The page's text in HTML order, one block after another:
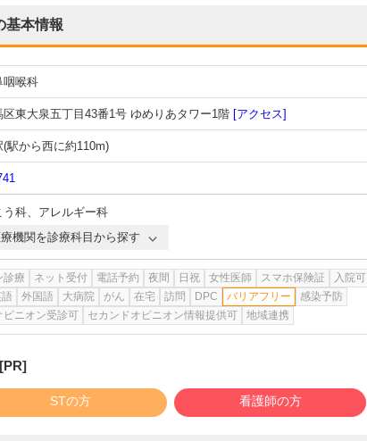
基本情報
咽喉科
区東大泉五丁目43番1号 ゆめりあタワー1階 [アクセス]
(駅から西に約110m)
う科、 アレルギー科
機関を診療科目から探す
診療 ネット受付 電話予約 夜間 日祝 女性医師 スマホ保険証 入院可
外国語 大病院 がん 在宅 訪問 DPC バリアフリー
感染予防
ピニオン受診可
セカンドオピニオン情報提供可 地域連携
[PR]
STの方 看護師の方